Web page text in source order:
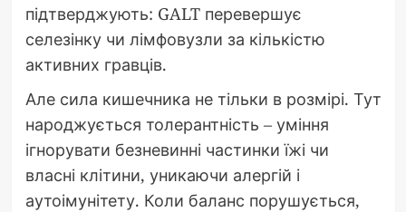
підтверджують: GALT перевершує
селезінку чи лімфовузли за кількістю
активних гравців.
Але сила кишечника не тільки в розмірі. Тут
народжується толерантність – уміння
ігнорувати безневинні частинки їжі чи
власні клітини, уникаючи алергій і
аутоімунітету. Коли баланс порушується,